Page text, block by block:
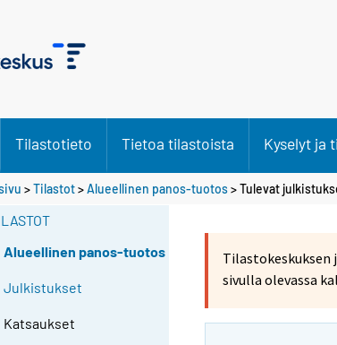
Tilastotieto Tietoa tilastoista Kyselyt ja
>Tilastot>Alueellinen panos-tuotos> Tulevat
Alueellinen panos-tuotos
Julkistukset
Katsaukset
Tilastokeskuksen
sivulla olevassa